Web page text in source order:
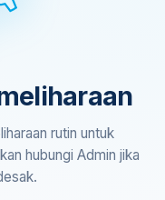
rutin untuk
hubungi Admin jika